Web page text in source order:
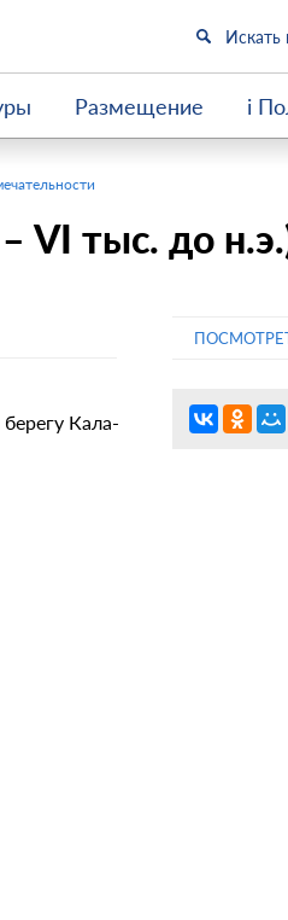
Размещение i
VI тыс. до
Кала-